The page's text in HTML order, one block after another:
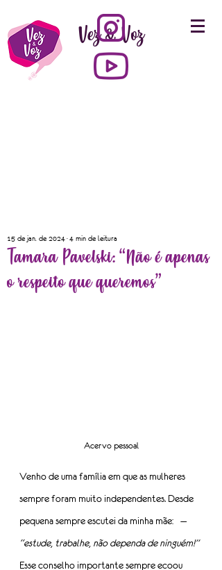
Vez & Voz
Tamara Pavelski: “Não é apenas
o respeito que queremos”
15 de jan. de 2024 4 min de leitura
Acervo pessoal
Venho de uma família em que as mulheres
sempre foram muito independentes. Desde
pequena sempre escutei da minha mãe: —
“estude, trabalhe, não dependa de ninguém!”
Esse conselho importante sempre ecoou